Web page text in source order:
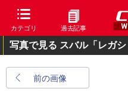
カテゴリ 過去記事
写真で見る スバル「レガシ
前の画像